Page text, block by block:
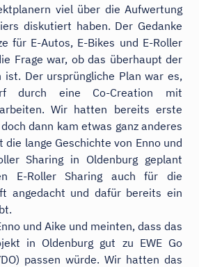
viel über die Aufwertung
diskutiert haben. Der Gedanke
für E-Autos, E-Bikes und E-Roller
Frage war, ob das überhaupt der
ist. Der ursprüngliche Plan war es,
durch eine Co-Creation mit
Wir hatten bereits erste
dann kam etwas ganz anderes
die lange Geschichte von Enno und
Sharing in Oldenburg geplant
E-Roller Sharing auch für die
angedacht und dafür bereits ein
und Aike und meinten, dass das
in Oldenburg gut zu EWE Go
passen würde. Wir hatten das